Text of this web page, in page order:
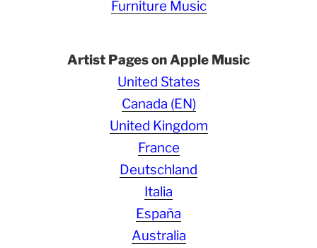
Furniture Music
Artist Pages on Apple Music
United States
Canada (EN)
United Kingdom
France
Deutschland
Italia
España
Australia